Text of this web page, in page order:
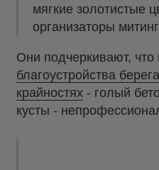
мягкие золотистые
организаторы
Они подчеркивают, что
благоустройства
крайностях - голый
кусты -